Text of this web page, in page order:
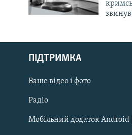
Русский
Qırımtatar
ДОЛУЧАЙСЯ!
ПІДТРИМКА
Ваше відео і фото
Радіо
Мобільний додаток Android